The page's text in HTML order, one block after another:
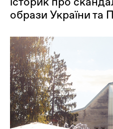
образи України та